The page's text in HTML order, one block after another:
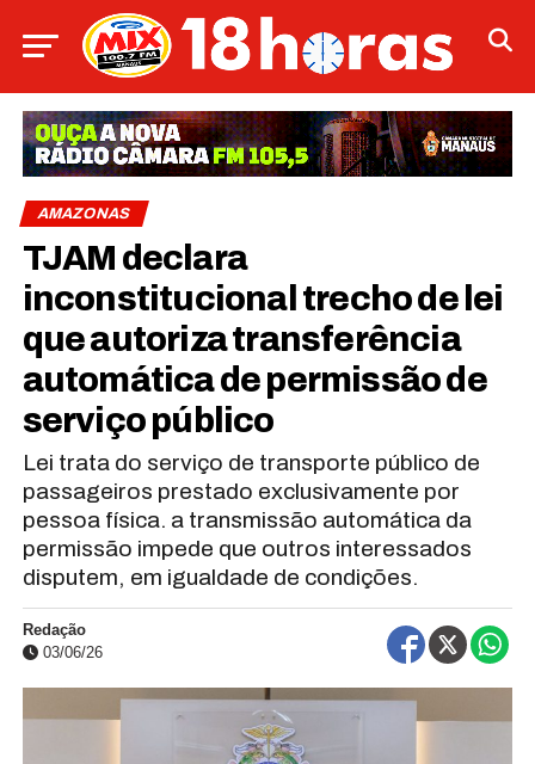
AMAZONAS
TJAM declara
inconstitucional trecho de lei
que autoriza transferência
automática de permissão de
serviço público
Lei trata do serviço de transporte público de
passageiros prestado exclusivamente por
pessoa física. a transmissão automática da
permissão impede que outros interessados
disputem, em igualdade de condições.
Redação
03/06/26